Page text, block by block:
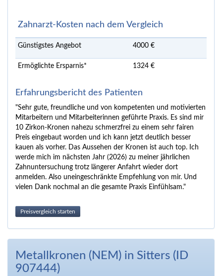
Zahnarzt-Kosten nach dem Vergleich
Günstigstes Angebot 4000 €
Ermöglichte Ersparnis* 1324 €
Erfahrungsbericht des Patienten
"Sehr gute, freundliche und von kompetenten und motivierten
Mitarbeitern und Mitarbeiterinnen geführte Praxis. Es sind mir
10 Zirkon-Kronen nahezu schmerzfrei zu einem sehr fairen
Preis eingebaut worden und ich kann jetzt deutlich besser
kauen als vorher. Das Aussehen der Kronen ist auch top. Ich
werde mich im nächsten Jahr (2026) zu meiner jährlichen
Zahnuntersuchung trotz längerer Anfahrt wieder dort
anmelden. Also uneingeschränkte Empfehlung von mir. Und
vielen Dank nochmal an die gesamte Praxis Einfühlsam."
Preisvergleich starten
Metallkronen (NEM) in Sitters (ID
907444)